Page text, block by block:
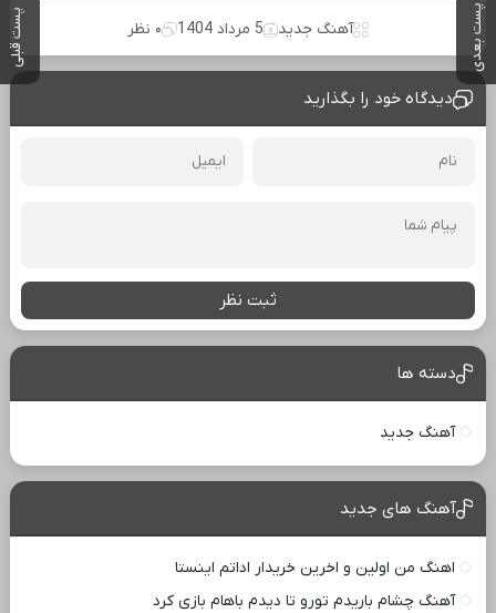
پست بعدی پست قبلی آهنگ جدید 5 مرداد 1404 ۰ نظر
دیدگاه خود را بگذارید
ثبت نظر
دسته ها
آهنگ جدید
آهنگ های جدید
اهنگ من اولین و اخرین خریدار اداتم اینستا
آهنگ چشام باریدم تورو تا دیدم باهام بازی کرد